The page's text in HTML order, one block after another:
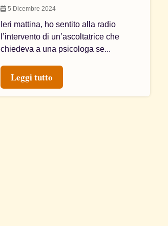
5 Dicembre 2024
Ieri mattina, ho sentito alla radio
l’intervento di un’ascoltatrice che
chiedeva a una psicologa se...
Leggi tutto